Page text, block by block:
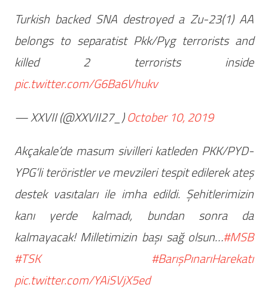
Turkish backed SNA destroyed a Zu-23(1) AA
belongs to separatist Pkk/Pyg terrorists and
killed 2 terrorists inside
pic.twitter.com/G6Ba6Vhukv
— XXVII (@XXVII27_)October 10, 2019
Akçakale’de masum sivilleri katleden PKK/PYD-
YPG’li teröristler ve mevzileri tespit edilerek ateş
destek vasıtaları ile imha edildi. Şehitlerimizin
kanı yerde kalmadı, bundan sonra da
kalmayacak! Milletimizin başı sağ olsun…#MSB
#TSK
#BarışPınarıHarekatı
pic.twitter.com/YAiSVjX5ed